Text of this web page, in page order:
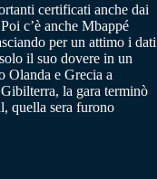
certificati anche dai
c’è anche Mbappé
per un attimo i dati
il suo dovere in un
Olanda e Grecia a
la gara terminò
quella sera furono